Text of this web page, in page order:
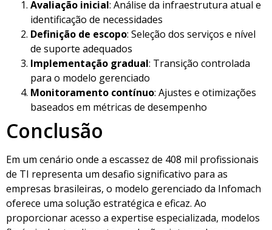
Avaliação inicial: Análise da infraestrutura atual e
identificação de necessidades
Definição de escopo: Seleção dos serviços e nível
de suporte adequados
Implementação gradual: Transição controlada
para o modelo gerenciado
Monitoramento contínuo: Ajustes e otimizações
baseados em métricas de desempenho
Conclusão
Em um cenário onde a escassez de 408 mil profissionais
de TI representa um desafio significativo para as
empresas brasileiras, o modelo gerenciado da Infomach
oferece uma solução estratégica e eficaz. Ao
proporcionar acesso a expertise especializada, modelos